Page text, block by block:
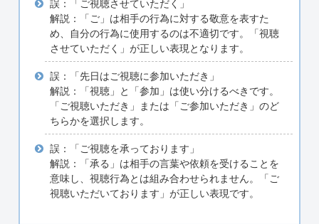
誤：「ご視聴させていただく」
解説：「ご」は相手の行為に対する敬意を表すた
め、自分の行為に使用するのは不適切です。「視聴
させていただく」が正しい表現となります。
誤：「先日はご視聴に参加いただき」
解説：「視聴」と「参加」は使い分けるべきです。
「ご視聴いただき」または「ご参加いただき」のど
ちらかを選択します。
誤：「ご視聴を承っております」
解説：「承る」は相手の言葉や依頼を受けることを
意味し、視聴行為とは組み合わせられません。「ご
視聴いただいております」が正しい表現です。